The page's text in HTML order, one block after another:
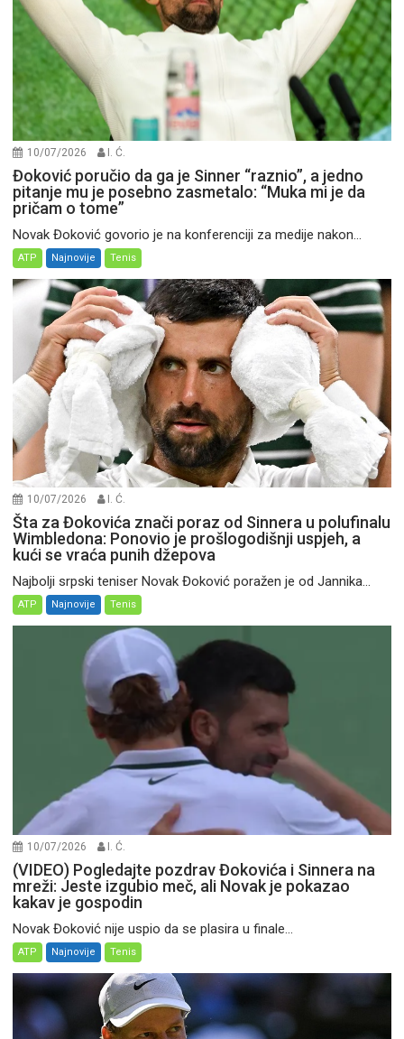
10/07/2026 I. Ć.
Đoković poručio da ga je Sinner “raznio”, a jedno
pitanje mu je posebno zasmetalo: “Muka mi je da
pričam o tome”
Novak Đoković govorio je na konferenciji za medije nakon...
ATP Najnovije Tenis
10/07/2026 I. Ć.
Šta za Đokovića znači poraz od Sinnera u polufinalu
Wimbledona: Ponovio je prošlogodišnji uspjeh, a
kući se vraća punih džepova
Najbolji srpski teniser Novak Đoković poražen je od Jannika...
ATP Najnovije Tenis
10/07/2026 I. Ć.
(VIDEO) Pogledajte pozdrav Đokovića i Sinnera na
mreži: Jeste izgubio meč, ali Novak je pokazao
kakav je gospodin
Novak Đoković nije uspio da se plasira u finale...
ATP Najnovije Tenis